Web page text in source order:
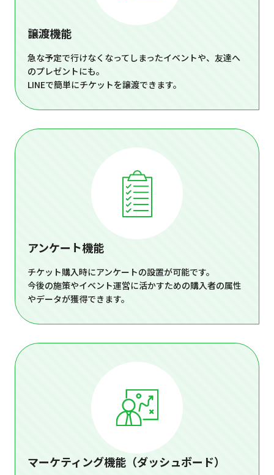
譲渡機能
急な予定で行けなくなってしまったイベントや、友達へ
のプレゼントにも。
LINEで簡単にチケットを譲渡できます。
アンケート機能
チケット購入時にアンケートの設置が可能です。
今後の施策やイベント運営に活かすための購入者の属性
やデータが獲得できます。
マーケティング機能（ダッシュボード）